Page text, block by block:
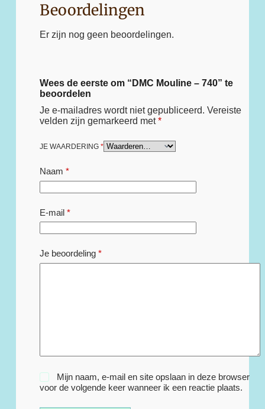
Beoordelingen
Er zijn nog geen beoordelingen.
Wees de eerste om “DMC Mouline – 740” te
beoordelen
Je e-mailadres wordt niet gepubliceerd. Vereiste
velden zijn gemarkeerd met*
JE WAARDERING *
Naam *
E-mail*
Je beoordeling *
Mijn naam, e-mail en site opslaan in deze browser
voor de volgende keer wanneer ik een reactie plaats.